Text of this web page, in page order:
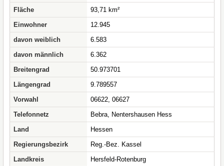
Fläche
93,71 km²
Einwohner
12.945
davon weiblich
6.583
davon männlich
6.362
Breitengrad
50.973701
Längengrad
9.789557
Vorwahl
06622, 06627
Telefonnetz
Bebra, Nentershausen Hess
Land
Hessen
Regierungsbezirk
Reg.-Bez. Kassel
Landkreis
Hersfeld-Rotenburg